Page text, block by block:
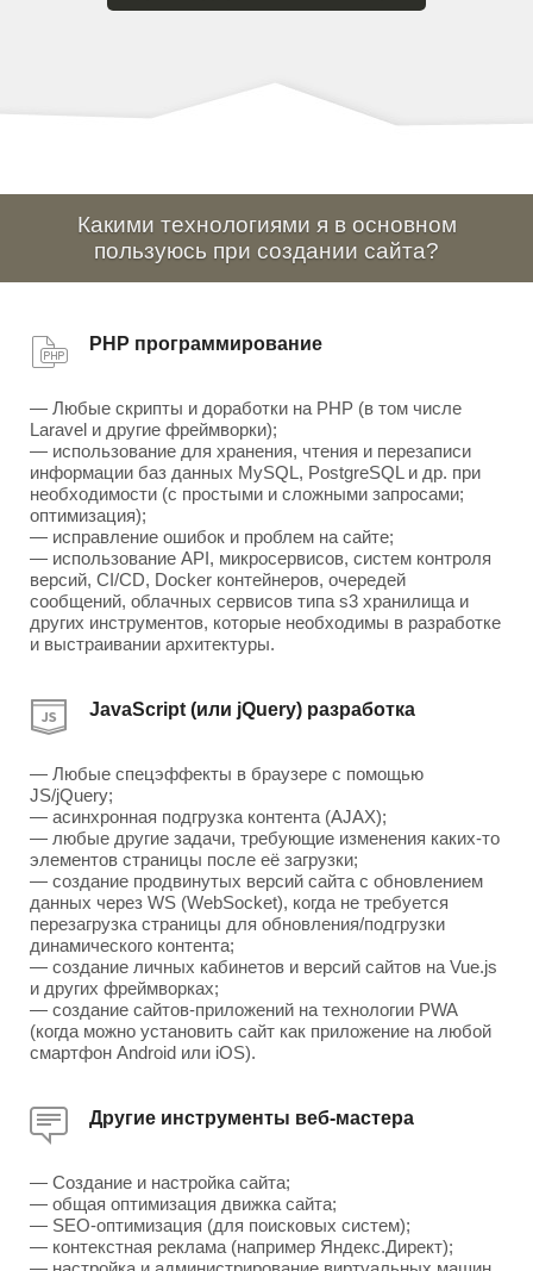
Какими технологиями я в основном
пользуюсь при создании сайта?
PHP программирование
— Любые скрипты и доработки на PHP (в том числе
Laravel и другие фреймворки);
— использование для хранения, чтения и перезаписи
информации баз данных MySQL, PostgreSQL и др. при
необходимости (с простыми и сложными запросами;
оптимизация);
— исправление ошибок и проблем на сайте;
— использование API, микросервисов, систем контроля
версий, CI/CD, Docker контейнеров, очередей
сообщений, облачных сервисов типа s3 хранилища и
других инструментов, которые необходимы в разработке
и выстраивании архитектуры.
JavaScript (или jQuery) разработка
— Любые спецэффекты в браузере с помощью
JS/jQuery;
— асинхронная подгрузка контента (AJAX);
— любые другие задачи, требующие изменения каких-то
элементов страницы после её загрузки;
— создание продвинутых версий сайта с обновлением
данных через WS (WebSocket), когда не требуется
перезагрузка страницы для обновления/подгрузки
динамического контента;
— создание личных кабинетов и версий сайтов на Vue.js
и других фреймворках;
— создание сайтов-приложений на технологии PWA
(когда можно установить сайт как приложение на любой
смартфон Android или iOS).
Другие инструменты веб-мастера
— Создание и настройка сайта;
— общая оптимизация движка сайта;
— SEO-оптимизация (для поисковых систем);
— контекстная реклама (например Яндекс.Директ);